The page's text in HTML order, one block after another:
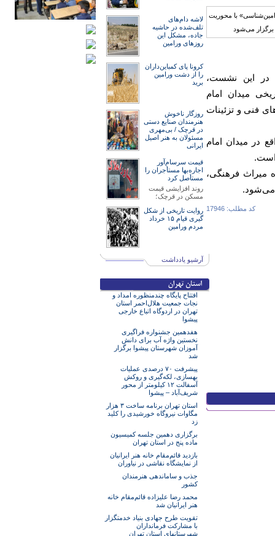
در این نشست،
میدان امام
فنی و تزئینات
برج علاءالدوله واقع در میدان امام
است.
میراث فرهنگی،
می‌شود.
کد مطلب: 17946
لاشه دام‌های
تلف‌شده در حاشیه
جاده، مشکل این
روزهای ورامین
کرونا پای کمباین‌داران
را از دشت ورامین
برید
روزگار ناخوش
هنرمند‌‌‌ان صنایع دستی
در قرچک / ‌بی‌مهری
مسئولان‌ به هنر اصیل
ایرانی
قیمت سرسام‌آور
اجاره‌بها مستأجران را
مستأصل کرد
روند افزایشی قیمت
مسکن در قرچک؛
روایت تاریخی از شکل
گیری قیام ۱۵ خرداد
مردم ورامین
آرشیو یادداشت
افتتاح پایگاه چندمنظوره امداد و
نجات جمعیت هلال‌احمر استان
تهران در اردوگاه اتباع خارجی
پیشوا
هفدهمین جشنواره فراگیری
نخستین واژه آب برای دانش
آموزان شهرستان پیشوا برگزار
شد
پیشرفت ۷۰ درصدی عملیات
بهسازی، لکه‌گیری و روکش
آسفالت ۱۲ کیلومتر از محور
شریف‌آباد – پیشوا
استان تهران برنامه ساخت ۳ هزار
مگاوات نیروگاه خورشیدی را کلید
زد
برگزاری دهمین جلسه کمیسیون
ماده پنج در استان تهران
بازدید قائم‌مقام خانه هنر ایرانیان
از نمایشگاه نقاشی در نیاوران
جذب و ساماندهی هنرمندان
کشور
محمد رضا علیزاده قائم‌مقام خانه
هنر ایرانیان شد
تقویت طرح جهادی بنیاد خدمتگزار
با مشارکت فرمانداران
شهرستانهای استان تهران